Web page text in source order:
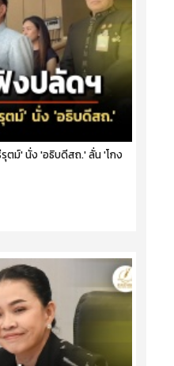
ตม์' นั่ง 'อธิบดีสถ.' ลั่น 'โกง